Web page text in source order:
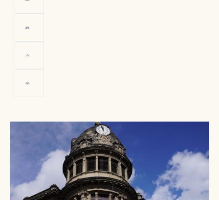
Riobamba
FOTO: Ministerio de Turismo del
Ecuador